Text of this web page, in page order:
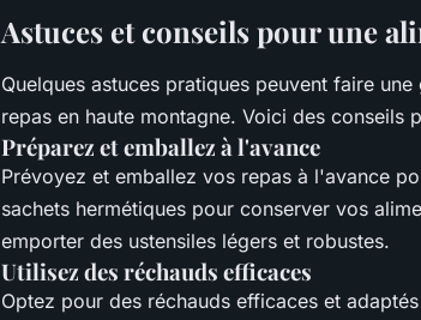
Astuces et conseils pour une
Quelques astuces pratiques peuvent faire
repas en haute montagne. Voici des conseils
Préparez et emballez à l'avance
Prévoyez et emballez vos repas à l'avance
sachets hermétiques pour conserver vos
emporter des ustensiles légers et robustes.
Utilisez des réchauds efficaces
Optez pour des réchauds efficaces et